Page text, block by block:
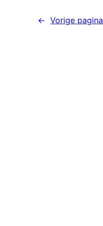
← Vorige pagina